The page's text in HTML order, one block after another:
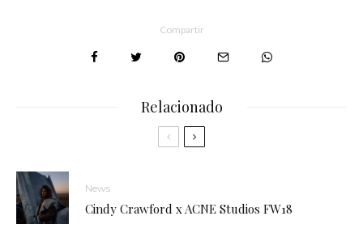
Compartir
Relacionado
News
Cindy Crawford x ACNE Studios FW18